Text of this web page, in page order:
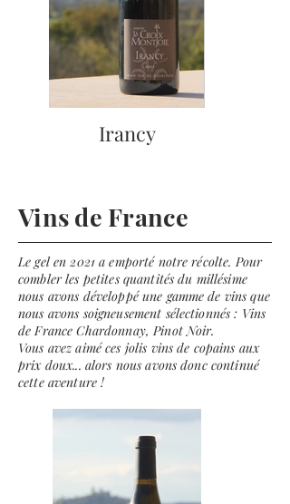
Irancy
Vins de France
Le gel en 2021 a emporté notre récolte. Pour
combler les petites quantités du millésime
nous avons développé une gamme de vins que
nous avons soigneusement sélectionnés : Vins
de France Chardonnay, Pinot Noir.
Vous avez aimé ces jolis vins de copains aux
prix doux... alors nous avons donc continué
cette aventure !